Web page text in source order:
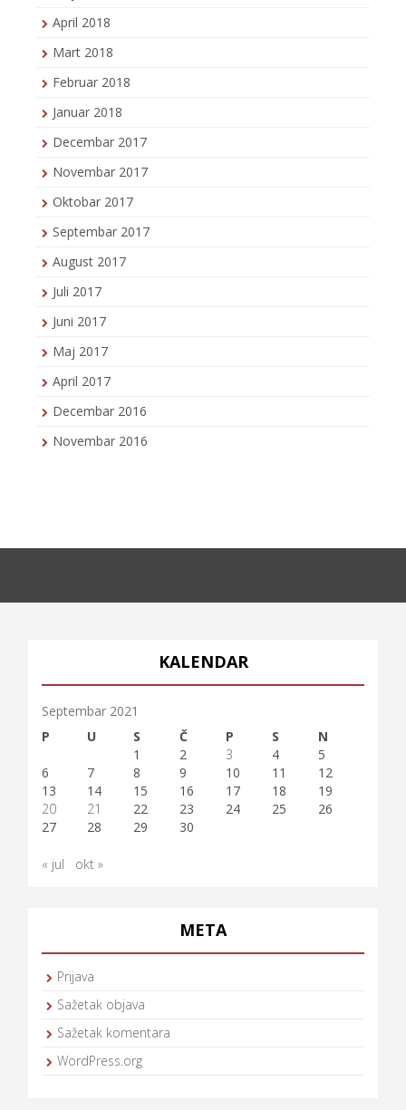
April 2018
Mart 2018
Februar 2018
Januar 2018
Decembar 2017
Novembar 2017
Oktobar 2017
Septembar 2017
August 2017
Juli 2017
Juni 2017
Maj 2017
April 2017
Decembar 2016
Novembar 2016
KALENDAR
Septembar 2021
P
U S Č P S
N
1
2 3 4
5
6
7 8 9 10 11
12
13
14 15 16 17 18
19
20
21 22 23 24 25
26
27
28 29 30
« jul okt »
META
Prijava
Sažetak objava
Sažetak komentara
WordPress.org